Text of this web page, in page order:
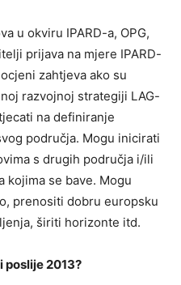
u okviru IPARD-a, OPG,
prijava na mjere IPARD-
zahtjeva ako su
razvojnoj strategiji LAG-
na definiranje
područja. Mogu inicirati
s drugih područja i/ili
kojima se bave. Mogu
prenositi dobru europsku
širiti horizonte itd.
poslije 2013?